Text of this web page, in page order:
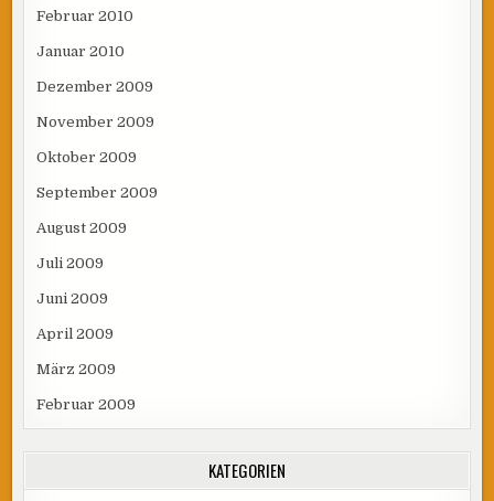
Februar 2010
Januar 2010
Dezember 2009
November 2009
Oktober 2009
September 2009
August 2009
Juli 2009
Juni 2009
April 2009
März 2009
Februar 2009
KATEGORIEN